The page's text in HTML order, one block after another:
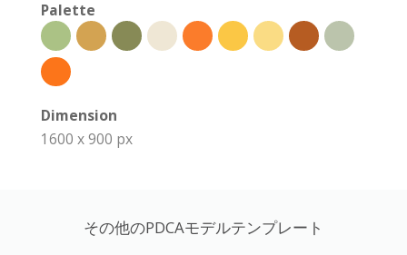
Palette
Dimension
1600 x 900 px
その他のPDCAモデルテンプレート